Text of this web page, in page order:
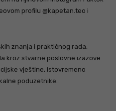
profilu @kapetan.teo i
znanja i praktičnog rada,
kroz stvarne poslovne izazove
vještine, istovremeno
poduzetnike.